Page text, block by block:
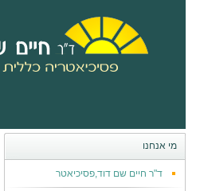
מי אנחנו
ד"ר חיים שם דוד,פסיכיאטר